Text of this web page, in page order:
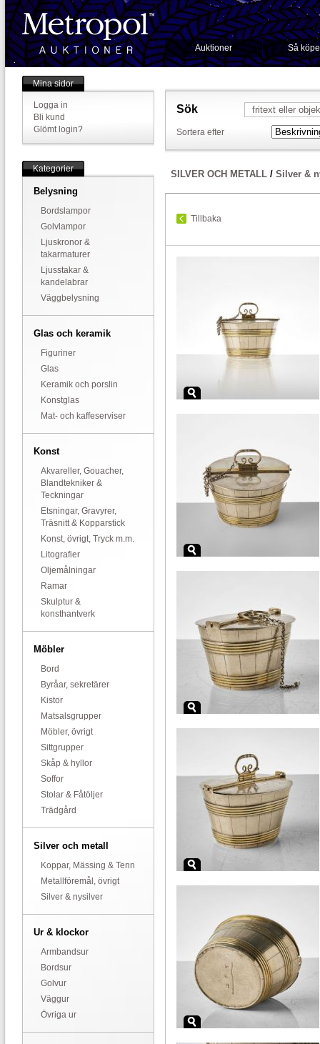
Auktioner Så
Mina sidor
Logga in
Bli kund
Glömt login?
Kategorier
Belysning
Bordslampor
Golvlampor
Ljuskronor &
takarmaturer
Ljusstakar &
kandelabrar
Väggbelysning
Glas och keramik
Figuriner
Glas
Keramik och porslin
Konstglas
Mat- och kaffeserviser
Konst
Akvareller, Gouacher,
Blandtekniker &
Teckningar
Etsningar, Gravyrer,
Träsnitt & Kopparstick
Konst, övrigt, Tryck m.m.
Litografier
Oljemålningar
Ramar
Skulptur &
konsthantverk
Möbler
Bord
Byråar, sekretärer
Kistor
Matsalsgrupper
Möbler, övrigt
Sittgrupper
Skåp & hyllor
Soffor
Stolar & Fåtöljer
Trädgård
Silver och metall
Koppar, Mässing & Tenn
Metallföremål, övrigt
Silver & nysilver
Ur & klockor
Armbandsur
Bordsur
Golvur
Väggur
Övriga ur
Sök
Sortera efter
SILVER OCH METALL / Silver &
Tillbaka